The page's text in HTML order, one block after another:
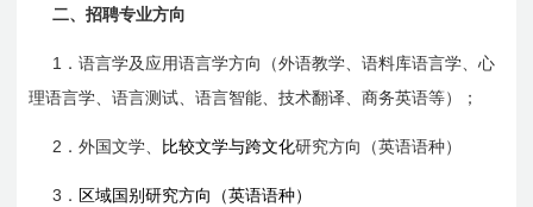
二、招聘专业方向
1 ．语言学及应用语言学方向（外语教学、语料库语言学、心
理语言学、语言测试、语言智能、技术翻译、商务英语等）；
2 ．外国文学、 比较文学与跨文化研究方向（英语语种）
3 ． 区域国别研究方向（英语语种）